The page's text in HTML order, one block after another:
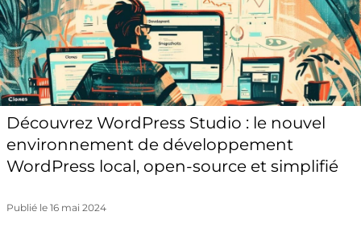
Découvrez WordPress Studio : le nouvel
environnement de développement
WordPress local, open-source et simplifié
Publié le 16 mai 2024